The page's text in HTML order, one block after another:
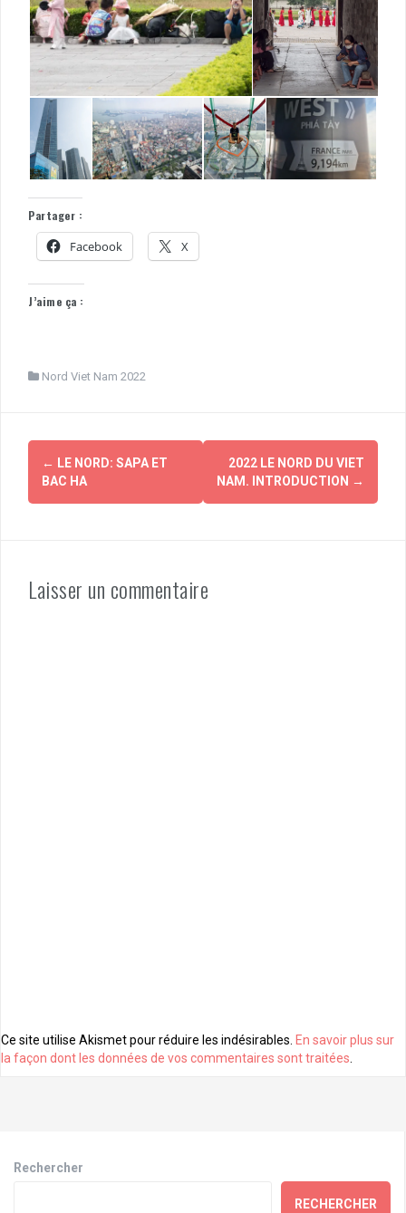
Partager :
Facebook X
J’aime ça :
Nord Viet Nam 2022
Navigation
d'article
← LE NORD: SAPA ET
BAC HA
2022 LE NORD DU VIET
NAM. INTRODUCTION →
Laisser un commentaire
Ce site utilise Akismet pour réduire les indésirables. En savoir plus sur
la façon dont les données de vos commentaires sont traitées.
Rechercher
RECHERCHER